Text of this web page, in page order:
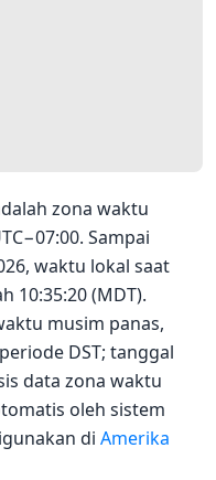
zona waktu
Sampai
waktu lokal saat
10:35:20 (MDT).
musim panas,
DST; tanggal
data zona waktu
oleh sistem
di Amerika